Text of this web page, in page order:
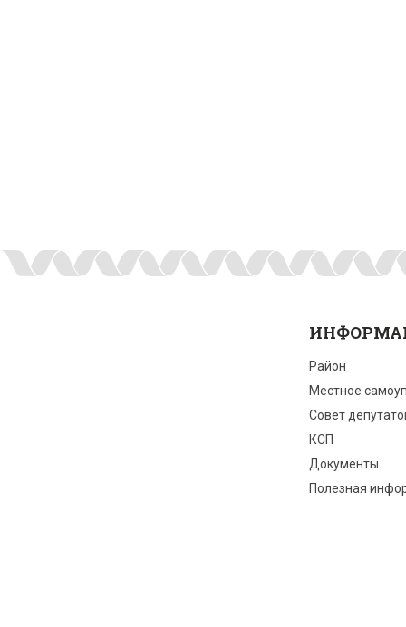
Район
Местное
Совет
КСП
Документы
Полезная